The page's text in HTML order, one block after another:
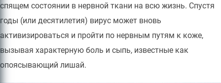
спящем состоянии в нервной ткани на всю жизнь. Спустя
годы (или десятилетия) вирус может вновь
активизироваться и пройти по нервным путям к коже,
вызывая характерную боль и сыпь, известные как
опоясывающий лишай.